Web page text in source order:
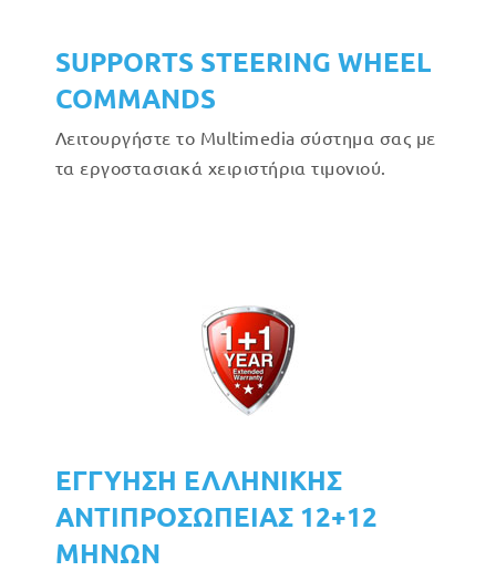
SUPPORTS STEERING WHEEL
COMMANDS
Λειτουργήστε το Multimedia σύστημα σας με
τα εργοστασιακά χειριστήρια τιμονιού.
ΕΓΓΥΗΣΗ ΕΛΛΗΝΙΚΗΣ
ΑΝΤΙΠΡΟΣΩΠΕΙΑΣ 12+12
ΜΗΝΩΝ